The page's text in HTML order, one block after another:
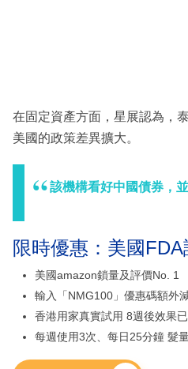
在固定資產方面，星展認為，
美國的政策差異擴大。
該機構看好中國債券，
限時優惠：美國
美國amazon鎖量及評價No. 1
輸入「NMG100」優惠碼額外
香港用家真實試用 8週後效果
每週使用3次、每日25分鐘 髮